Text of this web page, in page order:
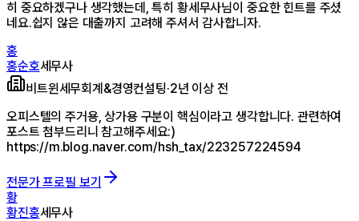
히 중요하겠구나 생각했는데, 특히 황세무사님이 중요한 힌트를 주셨
네요.쉽지 않은 대출까지 고려해 주셔서 감사합니자.
홍
홍순호세무사
비트윈세무회계&경영컨설팅·2년 이상 전
오피스텔의 주거용, 상가용 구분이 핵심이라고 생각합니다. 관련하여
포스트 첨부드리니 참고해주세요:)
https://m.blog.naver.com/hsh_tax/223257224594
전문가 프로필 보기
황
황진홍세무사